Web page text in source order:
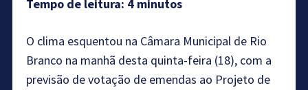
Tempo de leitura: 4 minutos
O clima esquentou na Câmara Municipal de Rio
Branco na manhã desta quinta-feira (18), com a
previsão de votação de emendas ao Projeto de